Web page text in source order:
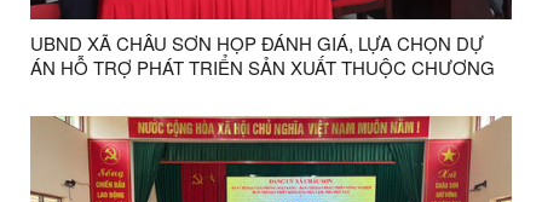
UBND XÃ CHÂU SƠN HỌP ĐÁNH GIÁ, LỰA CHỌN DỰ
ÁN HỖ TRỢ PHÁT TRIỂN SẢN XUẤT THUỘC CHƯƠNG
MỚI